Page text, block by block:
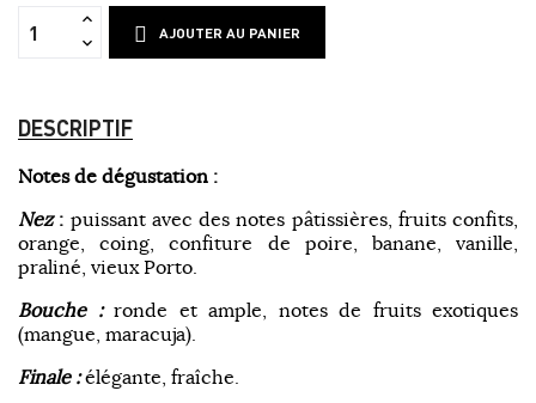
AJOUTER AU PANIER
DESCRIPTIF
Notes de dégustation :
Nez: puissant avec des notes pâtissières, fruits confits,
orange, coing, confiture de poire, banane, vanille,
praliné, vieux Porto.
Bouche : ronde et ample, notes de fruits exotiques
(mangue, maracuja).
Finale :élégante, fraîche.